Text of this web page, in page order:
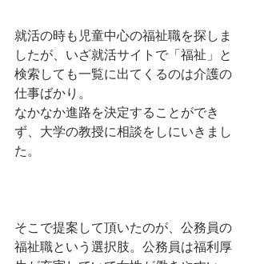
就活の時も児童中心の福祉職を探しま
したが、いざ就活サイトで「福祉」と
検索しても一覧に出てくるのは介護の
仕事ばかり。
なかなか進路を決定することができ
ず、大学の教授に相談をしにいきまし
た。
そこで提案して頂いたのが、公務員の
福祉職という選択肢。公務員は福利厚